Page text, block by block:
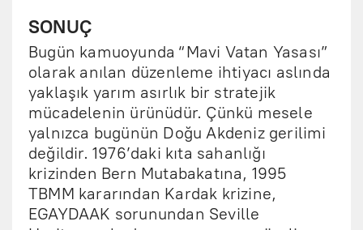
SONUÇ
Bugün kamuoyunda “Mavi Vatan Yasası”
olarak anılan düzenleme ihtiyacı aslında
yaklaşık yarım asırlık bir stratejik
mücadelenin ürünüdür. Çünkü mesele
yalnızca bugünün Doğu Akdeniz gerilimi
değildir. 1976’daki kıta sahanlığı
krizinden Bern Mutabakatına, 1995
TBMM kararından Kardak krizine,
EGAYDAAK sorunundan Seville